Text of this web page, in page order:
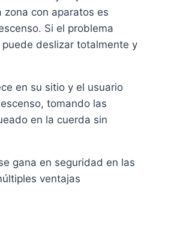
con aparatos es
Si el problema
deslizar totalmente y
en su sitio y el usuario
tomando las
en la cuerda sin
gana en seguridad en las
ventajas